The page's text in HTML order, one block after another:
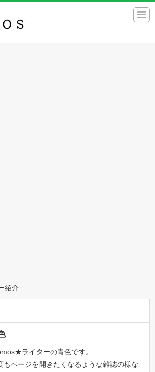
紹介
ライターの青色です。
もページを開きたくなるような雑誌の様な